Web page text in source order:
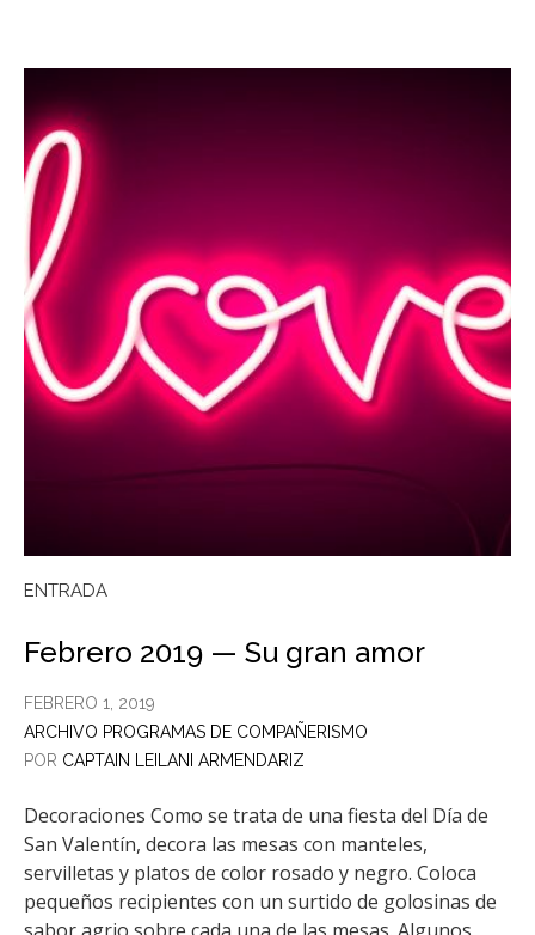
ENTRADA
Febrero 2019 — Su gran amor
FEBRERO 1, 2019
ARCHIVO PROGRAMAS DE COMPAÑERISMO
POR CAPTAIN LEILANI ARMENDARIZ
Decoraciones Como se trata de una fiesta del Día de
San Valentín, decora las mesas con manteles,
servilletas y platos de color rosado y negro. Coloca
pequeños recipientes con un surtido de golosinas de
sabor agrio sobre cada una de las mesas. Algunos